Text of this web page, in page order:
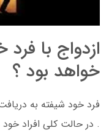
ازدواج با
خواهد بود ؟
فرد خود شیفته به
. در حالت کلی افراد